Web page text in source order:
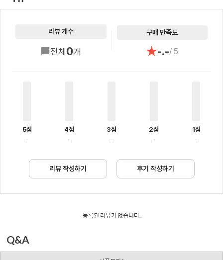
리뷰 개수
전체0개
구매 만족도
★-.-/ 5
5점
-
4점
-
3점
-
2점
-
1점
-
리뷰 작성하기 후기 작성하기
등록된 리뷰가 없습니다.
Q&A